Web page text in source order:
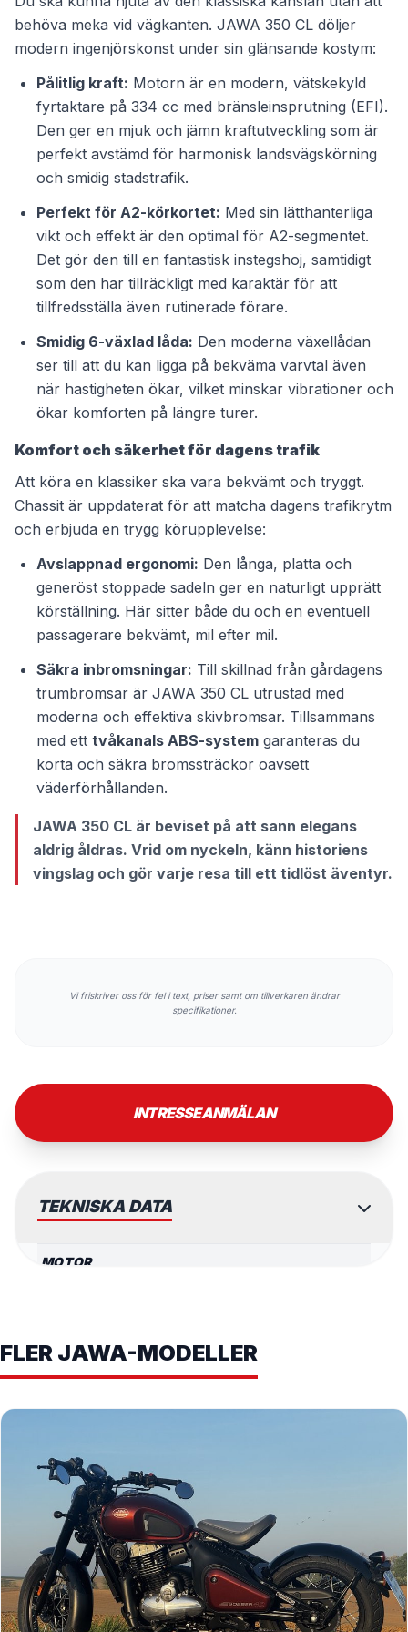
behöva meka vid vägkanten. JAWA 350 CL döljer
modern ingenjörskonst under sin glänsande kostym:
Pålitlig kraft: Motorn är en modern, vätskekyld
fyrtaktare på 334 cc med bränsleinsprutning (EFI).
Den ger en mjuk och jämn kraftutveckling som är
perfekt avstämd för harmonisk landsvägskörning
och smidig stadstrafik.
Perfekt för A2-körkortet: Med sin lätthanterliga
vikt och effekt är den optimal för A2-segmentet.
Det gör den till en fantastisk instegshoj, samtidigt
som den har tillräckligt med karaktär för att
tillfredsställa även rutinerade förare.
Smidig 6-växlad låda: Den moderna växellådan
ser till att du kan ligga på bekväma varvtal även
när hastigheten ökar, vilket minskar vibrationer och
ökar komforten på längre turer.
Komfort och säkerhet för dagens trafik
Att köra en klassiker ska vara bekvämt och tryggt.
Chassit är uppdaterat för att matcha dagens trafikrytm
och erbjuda en trygg körupplevelse:
Avslappnad ergonomi: Den långa, platta och
generöst stoppade sadeln ger en naturligt upprätt
körställning. Här sitter både du och en eventuell
passagerare bekvämt, mil efter mil.
Säkra inbromsningar: Till skillnad från gårdagens
trumbromsar är JAWA 350 CL utrustad med
moderna och effektiva skivbromsar. Tillsammans
med ett tvåkanals ABS-system garanteras du
korta och säkra bromssträckor oavsett
väderförhållanden.
JAWA 350 CL är beviset på att sann elegans
aldrig åldras. Vrid om nyckeln, känn historiens
vingslag och gör varje resa till ett tidlöst äventyr.
Vi friskriver oss för fel i text, priser samt om tillverkaren ändrar
specifikationer.
INTRESSEANMÄLAN
TEKNISKA DATA
MOTOR
MAX VRIDMOMENT
BRÄNSLESYSTEM
bränsleinsprutning (EFI)
STARTSYSTEM Elektrisk start
TEKNIK & TRANSMISSION
KOPPLING
Flerlevig våtkoppling (Assist
FLER JAWA-MODELLER